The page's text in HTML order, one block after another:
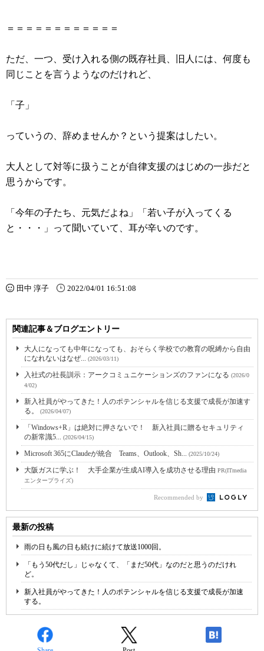
＝＝＝＝＝＝＝＝＝＝＝＝
ただ、一つ、受け入れる側の既存社員、旧人には、何度も
同じことを言うようなのだけれど、
「子」
っていうの、辞めませんか？という提案はしたい。
大人として対等に扱うことが自律支援のはじめの一歩だと
思うからです。
「今年の子たち、元気だよね」「若い子が入ってくる
と・・・」って聞いていて、耳が辛いのです。
田中 淳子 2022/04/01 16:51:08
関連記事＆ブログエントリー
大人になっても中年になっても、おそらく学校での教育の呪縛から自由
になれないはなぜ... (2026/03/11)
入社式の社長訓示：アークコミュニケーションズのファンになる (2026/0
4/02)
新入社員がやってきた！人のポテンシャルを信じる支援で成長が加速す
る。
(2026/04/07)
「Windows+R」は絶対に押さないで！ 新入社員に贈るセキュリティ
の新常識5... (2026/04/15)
Microsoft 365にClaudeが統合 Teams、Outlook、Sh... (2025/10/24)
大阪ガスに学ぶ！ 大手企業が生成AI導入を成功させる理由 PR(ITmedia
エンタープライズ)
Recommended by
最新の投稿
雨の日も風の日も続けに続けて放送1000回。
「もう50代だし」じゃなくて、「まだ50代」なのだと思うのだけれ
ど。
新入社員がやってきた！人のポテンシャルを信じる支援で成長が加速
する。